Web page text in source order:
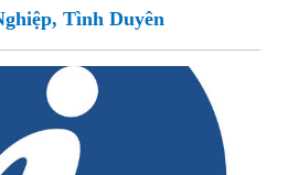
Tình Duyên